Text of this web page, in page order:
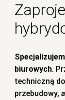
biurowych.
techniczną
przebudowy,